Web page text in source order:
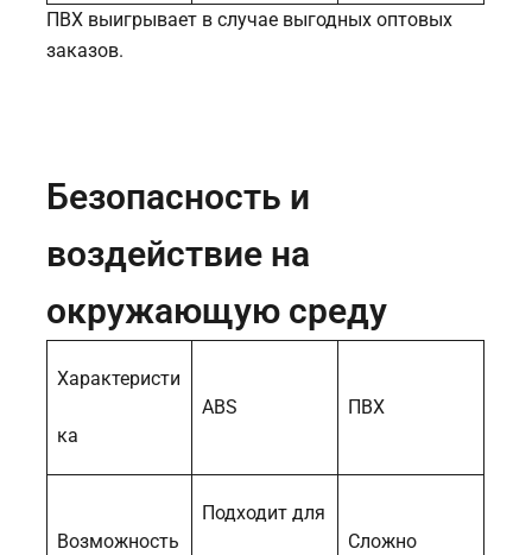
ПВХ выигрывает в случае выгодных оптовых
заказов.
Безопасность и
воздействие на
окружающую среду
Характеристи
ка
ABS ПВХ
Возможность
Подходит для
Сложно